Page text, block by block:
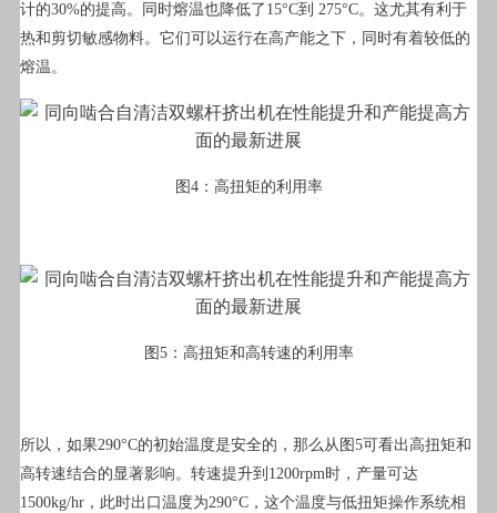
计的30%的提高。同时熔温也降低了15°C到 275°C。这尤其有利于
热和剪切敏感物料。它们可以运行在高产能之下，同时有着较低的
熔温。
图4：高扭矩的利用率
图5：高扭矩和高转速的利用率
所以，如果290°C的初始温度是安全的，那么从图5可看出高扭矩和
高转速结合的显著影响。转速提升到1200rpm时，产量可达
1500kg/hr，此时出口温度为290°C，这个温度与低扭矩操作系统相